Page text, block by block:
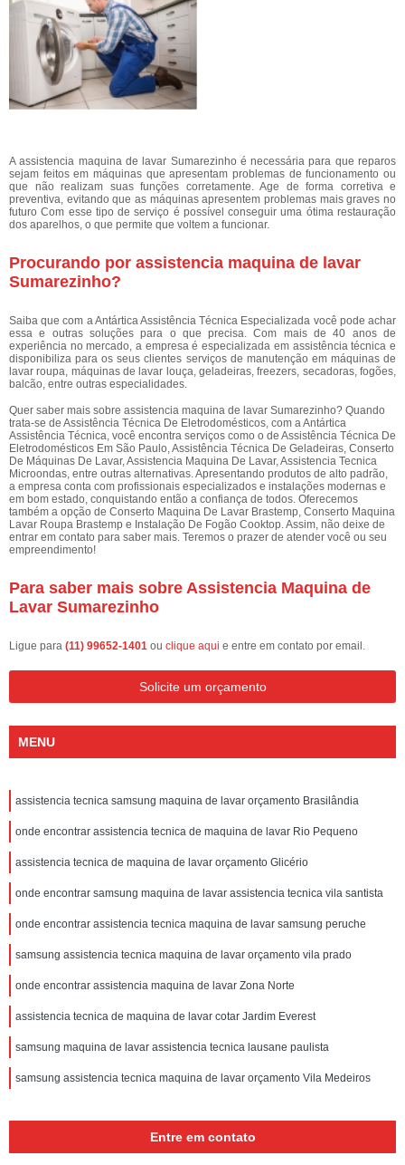
A assistencia maquina de lavar Sumarezinho é necessária para que reparos
sejam feitos em máquinas que apresentam problemas de funcionamento ou
que não realizam suas funções corretamente. Age de forma corretiva e
preventiva, evitando que as máquinas apresentem problemas mais graves no
futuro Com esse tipo de serviço é possível conseguir uma ótima restauração
dos aparelhos, o que permite que voltem a funcionar.
Procurando por assistencia maquina de lavar
Sumarezinho?
Saiba que com a Antártica Assistência Técnica Especializada você pode achar
essa e outras soluções para o que precisa. Com mais de 40 anos de
experiência no mercado, a empresa é especializada em assistência técnica e
disponibiliza para os seus clientes serviços de manutenção em máquinas de
lavar roupa, máquinas de lavar louça, geladeiras, freezers, secadoras, fogões,
balcão, entre outras especialidades.
Quer saber mais sobre assistencia maquina de lavar Sumarezinho? Quando
trata-se de Assistência Técnica De Eletrodomésticos, com a Antártica
Assistência Técnica, você encontra serviços como o de Assistência Técnica De
Eletrodomésticos Em São Paulo, Assistência Técnica De Geladeiras, Conserto
De Máquinas De Lavar, Assistencia Maquina De Lavar, Assistencia Tecnica
Microondas, entre outras alternativas. Apresentando produtos de alto padrão,
a empresa conta com profissionais especializados e instalações modernas e
em bom estado, conquistando então a confiança de todos. Oferecemos
também a opção de Conserto Maquina De Lavar Brastemp, Conserto Maquina
Lavar Roupa Brastemp e Instalação De Fogão Cooktop. Assim, não deixe de
entrar em contato para saber mais. Teremos o prazer de atender você ou seu
empreendimento!
Para saber mais sobre Assistencia Maquina de
Lavar Sumarezinho
Ligue para (11) 99652-1401 ou clique aqui e entre em contato por email.
Solicite um orçamento
MENU
assistencia tecnica samsung maquina de lavar orçamento Brasilândia
onde encontrar assistencia tecnica de maquina de lavar Rio Pequeno
assistencia tecnica de maquina de lavar orçamento Glicério
onde encontrar samsung maquina de lavar assistencia tecnica vila santista
onde encontrar assistencia tecnica maquina de lavar samsung peruche
samsung assistencia tecnica maquina de lavar orçamento vila prado
onde encontrar assistencia maquina de lavar Zona Norte
assistencia tecnica de maquina de lavar cotar Jardim Everest
samsung maquina de lavar assistencia tecnica lausane paulista
samsung assistencia tecnica maquina de lavar orçamento Vila Medeiros
Entre em contato